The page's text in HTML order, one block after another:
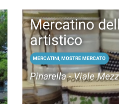
Mercatino
artistico
MERCATINI, MOSTRE MERCATO
Pinarella - Viale